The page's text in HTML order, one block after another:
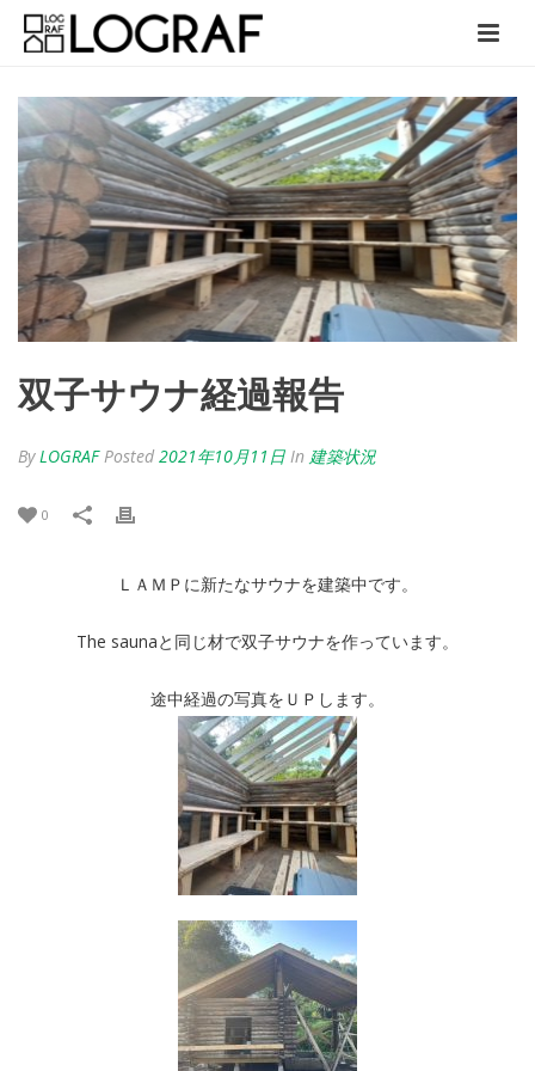
双子サウナ経過報告
ByLOGRAF Posted 2021年10月11日 In 建築状況
0
ＬＡＭＰに新たなサウナを建築中です。
The saunaと同じ材で双子サウナを作っています。
途中経過の写真をＵＰします。